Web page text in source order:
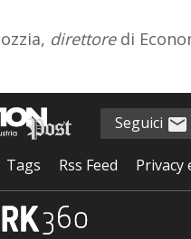
, direttoredi
Seguici
Tags Rss Feed Privacy